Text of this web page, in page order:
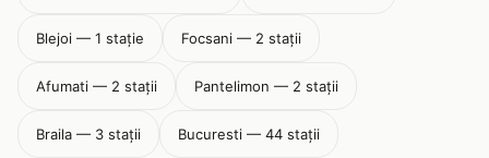
Blejoi — 1 stație Focsani — 2 stații
Afumati — 2 stații Pantelimon — 2 stații
Braila — 3 stații Bucuresti — 44 stații